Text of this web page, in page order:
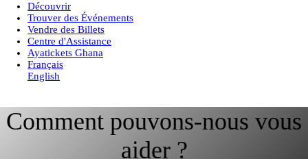
Découvrir
Trouver des Événements
Vendre des Billets
Centre d'Assistance
Ayatickets Ghana
Français
English
Comment pouvons-nous vous
aider ?